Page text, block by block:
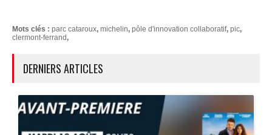
Mots clés : parc cataroux, michelin, pôle d'innovation collaboratif, pic,
clermont-ferrand,
DERNIERS ARTICLES